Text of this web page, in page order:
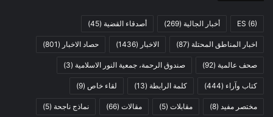
ES (6) أخبار الجالية (269) أصدقاء القضية (45)
اخبار المناطق المحتلة (87) الاخبار (1436) حصاد الاخبار (801)
صحف عالمية (92) صندوق الرحمة، جمعية النور الاسلامية (3)
كتاب وآراء (444) كلمة الرابطة (13) لقاء خاص (9)
مختصر مفيد (8) مقابلات (5) مقالات (66) نماذج ناجحة (5)